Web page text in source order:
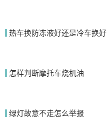
热车换防冻液好还是冷车换好
怎样判断摩托车烧机油
绿灯故意不走怎么举报